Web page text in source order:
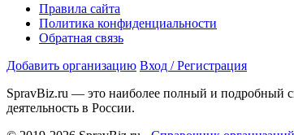
Правила сайта
Политика конфиденциальности
Обратная связь
Добавить организацию Вход / Регистрация
SpravBiz.ru — это наиболее полный и подробный
деятельность в России.